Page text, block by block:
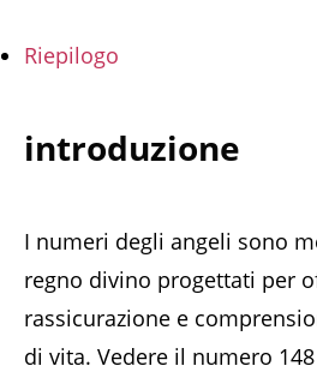
Riepilogo
introduzione
I numeri degli angeli sono
regno divino progettati per
rassicurazione e
di vita. Vedere il numero